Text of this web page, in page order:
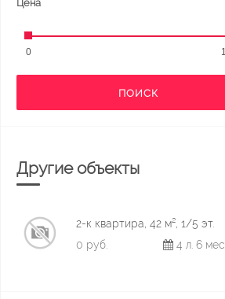
Цена
0
ПОИСК
Другие объекты
2-к квартира, 42 м², 1/5 эт.
0 руб.
4 л. 6